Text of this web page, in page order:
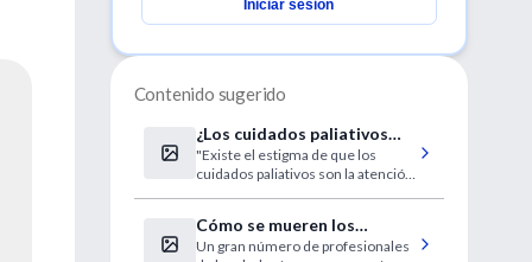
Iniciar sesión
Contenido sugerido
¿Los cuidados paliativos
dependen de la sala de
emergencias?
"Existe el estigma de que los
cuidados paliativos son la atención
Cómo se mueren los
médicos
Un gran número de profesionales